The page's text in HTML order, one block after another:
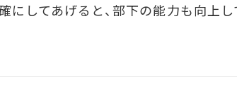
にしてあげると、部下の能力も向上し